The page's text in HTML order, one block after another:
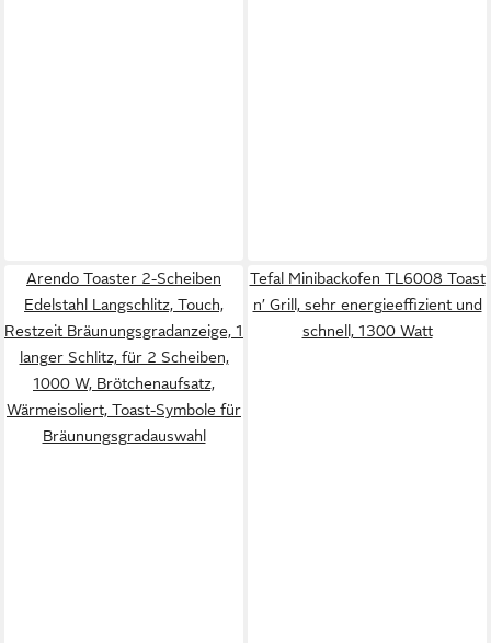
Arendo Toaster 2-Scheiben
Edelstahl Langschlitz, Touch,
Restzeit Bräunungsgradanzeige, 1
langer Schlitz, für 2 Scheiben,
1000 W, Brötchenaufsatz,
Wärmeisoliert, Toast-Symbole für
Bräunungsgradauswahl
Tefal Minibackofen TL6008 Toast
n’ Grill, sehr energieeffizient und
schnell, 1300 Watt